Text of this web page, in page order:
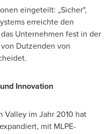
eingeteilt: „Sicher",
erreichte den
Unternehmen fest in der
Dutzenden von
Innovation
Valley im Jahr 2010 hat
mit MLPE-